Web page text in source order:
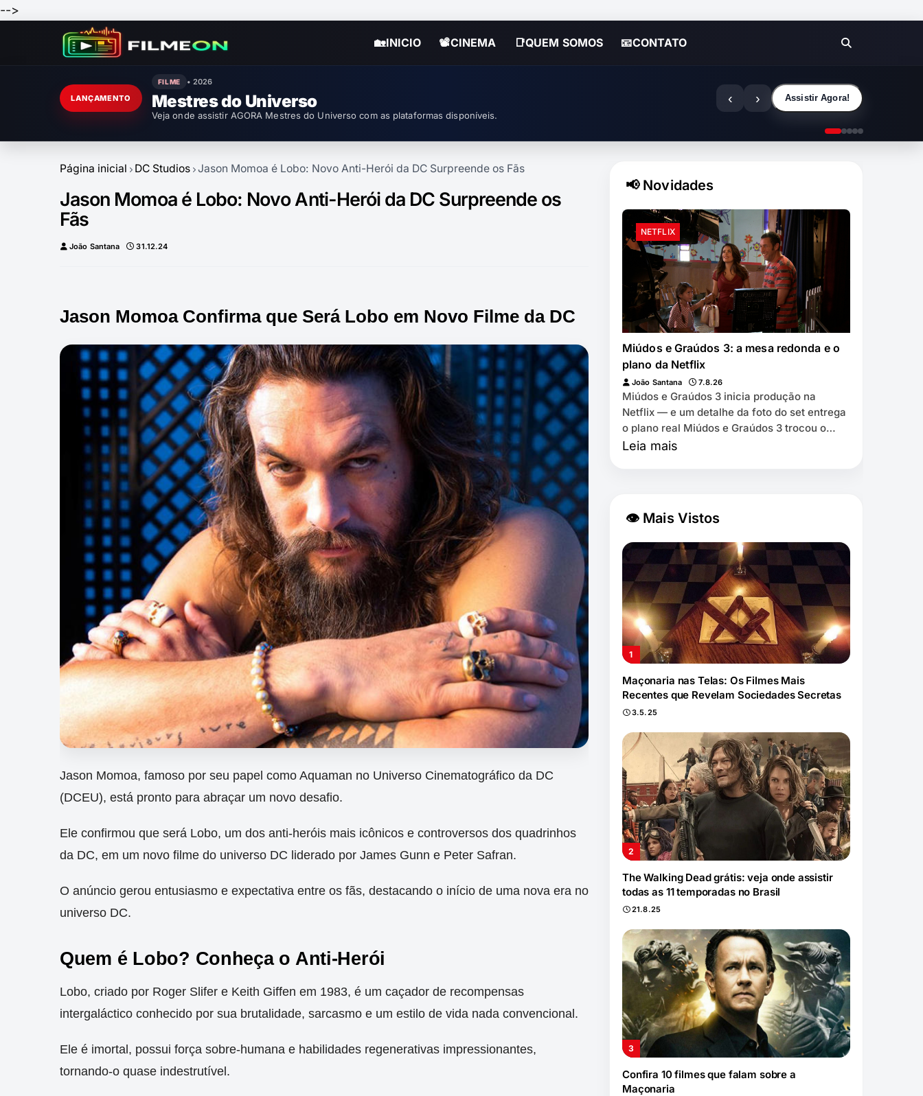
-->
🏡INICIO 📽CINEMA 📑QUEM SOMOS 📧CONTATO
LANÇAMENTO
FILME • 2026
Mestres do Universo
Veja onde assistir AGORA Mestres do Universo com as plataformas disponíveis.
‹ › Assistir Agora!
Página inicial DC Studios Jason Momoa é Lobo: Novo Anti-Herói da DC Surpreende os Fãs
Jason Momoa é Lobo: Novo Anti-Herói da DC Surpreende os
Fãs
João Santana 31.12.24
Jason Momoa Confirma que Será Lobo em Novo Filme da DC
Jason Momoa, famoso por seu papel como Aquaman no Universo Cinematográfico da DC
(DCEU), está pronto para abraçar um novo desafio.
Ele confirmou que será Lobo, um dos anti-heróis mais icônicos e controversos dos quadrinhos
da DC, em um novo filme do universo DC liderado por James Gunn e Peter Safran.
O anúncio gerou entusiasmo e expectativa entre os fãs, destacando o início de uma nova era no
universo DC.
Quem é Lobo? Conheça o Anti-Herói
Lobo, criado por Roger Slifer e Keith Giffen em 1983, é um caçador de recompensas
intergaláctico conhecido por sua brutalidade, sarcasmo e um estilo de vida nada convencional.
Ele é imortal, possui força sobre-humana e habilidades regenerativas impressionantes,
tornando-o quase indestrutível.
📢 Novidades
NETFLIX
Miúdos e Graúdos 3: a mesa redonda e o
plano da Netflix
João Santana 7.8.26
Miúdos e Graúdos 3 inicia produção na
Netflix — e um detalhe da foto do set entrega
o plano real Miúdos e Graúdos 3 trocou o
Leia mais
👁 Mais Vistos
Maçonaria nas Telas: Os Filmes Mais
Recentes que Revelam Sociedades Secretas
3.5.25
The Walking Dead grátis: veja onde assistir
todas as 11 temporadas no Brasil
21.8.25
Confira 10 filmes que falam sobre a
Maçonaria